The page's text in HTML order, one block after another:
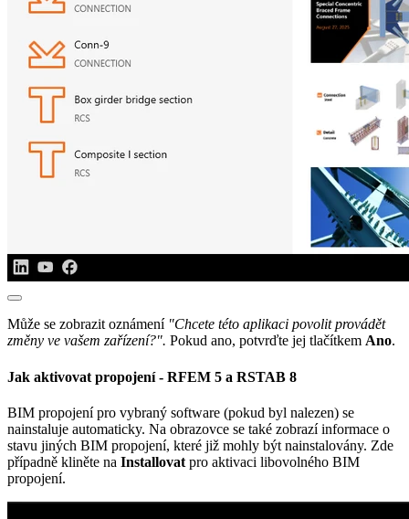
Může se zobrazit oznámení "Chcete této aplikaci povolit provádět
změny ve vašem zařízení?". Pokud ano, potvrďte jej tlačítkem Ano.
Jak aktivovat propojení - RFEM 5 a RSTAB 8
BIM propojení pro vybraný software (pokud byl nalezen) se
nainstaluje automaticky. Na obrazovce se také zobrazí informace o
stavu jiných BIM propojení, které již mohly být nainstalovány. Zde
případně kliněte na Installovat pro aktivaci libovolného BIM
propojení.